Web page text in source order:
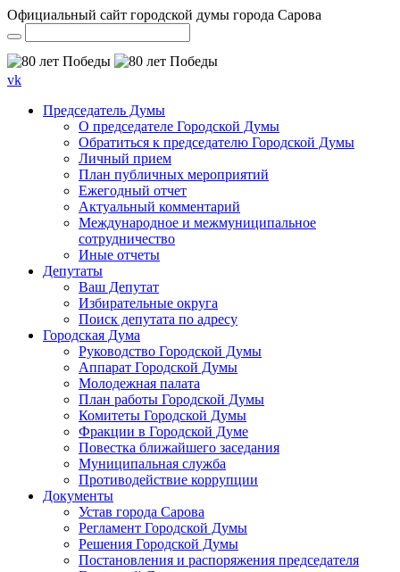
Официальный сайт городской думы города Сарова
vk
Председатель Думы
О председателе Городской Думы
Обратиться к председателю Городской Думы
Личный прием
План публичных мероприятий
Ежегодный отчет
Актуальный комментарий
Международное и межмуниципальное
сотрудничество
Иные отчеты
Депутаты
Ваш Депутат
Избирательные округа
Поиск депутата по адресу
Городская Дума
Руководство Городской Думы
Аппарат Городской Думы
Молодежная палата
План работы Городской Думы
Комитеты Городской Думы
Фракции в Городской Думе
Повестка ближайшего заседания
Муниципальная служба
Противодействие коррупции
Документы
Устав города Сарова
Регламент Городской Думы
Решения Городской Думы
Постановления и распоряжения председателя